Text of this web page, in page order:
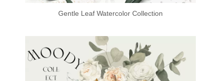
Gentle Leaf Watercolor Collection